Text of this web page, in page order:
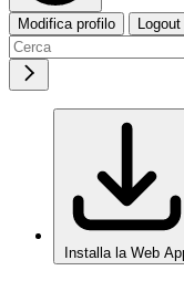
Modifica profilo Logout
Installa la Web